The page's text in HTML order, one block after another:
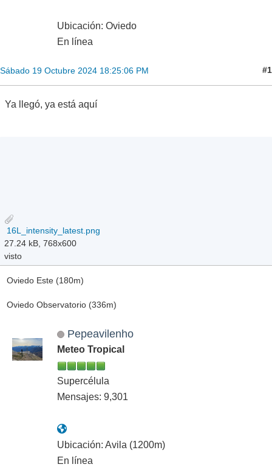
Ubicación: Oviedo
En línea
Sábado 19 Octubre 2024 18:25:06 PM #1
Ya llegó, ya está aquí
16L_intensity_latest.png
27.24 kB, 768x600
visto
Oviedo Este (180m)
Oviedo Observatorio (336m)
Pepeavilenho
Meteo Tropical
Supercélula
Mensajes: 9,301
Ubicación: Avila (1200m)
En línea